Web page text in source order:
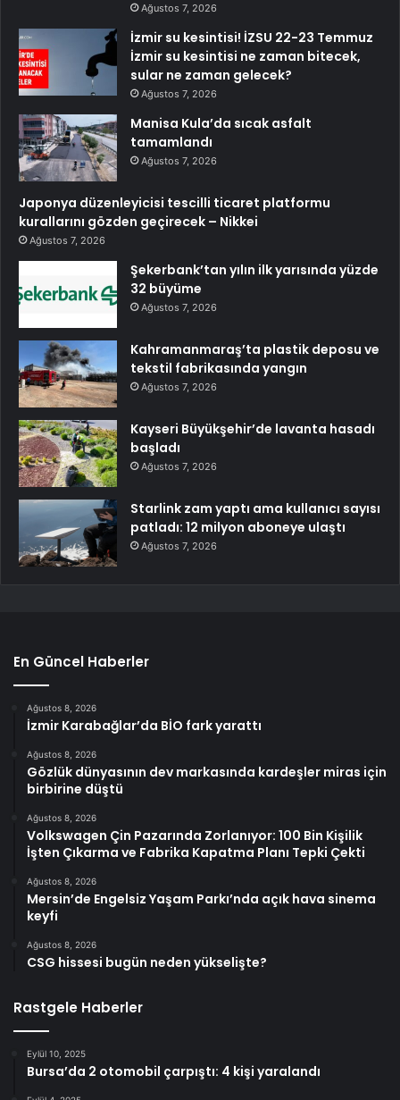
Ağustos 7, 2026
İzmir su kesintisi! İZSU 22-23 Temmuz
İzmir su kesintisi ne zaman bitecek,
sular ne zaman gelecek?
Ağustos 7, 2026
Manisa Kula’da sıcak asfalt
tamamlandı
Ağustos 7, 2026
Japonya düzenleyicisi tescilli ticaret platformu
kurallarını gözden geçirecek – Nikkei
Ağustos 7, 2026
Şekerbank’tan yılın ilk yarısında yüzde
32 büyüme
Ağustos 7, 2026
Kahramanmaraş’ta plastik deposu ve
tekstil fabrikasında yangın
Ağustos 7, 2026
Kayseri Büyükşehir’de lavanta hasadı
başladı
Ağustos 7, 2026
Starlink zam yaptı ama kullanıcı sayısı
patladı: 12 milyon aboneye ulaştı
Ağustos 7, 2026
En Güncel Haberler
Ağustos 8, 2026
İzmir Karabağlar’da BİO fark yarattı
Ağustos 8, 2026
Gözlük dünyasının dev markasında kardeşler miras için
birbirine düştü
Ağustos 8, 2026
Volkswagen Çin Pazarında Zorlanıyor: 100 Bin Kişilik
İşten Çıkarma ve Fabrika Kapatma Planı Tepki Çekti
Ağustos 8, 2026
Mersin’de Engelsiz Yaşam Parkı’nda açık hava sinema
keyfi
Ağustos 8, 2026
CSG hissesi bugün neden yükselişte?
Rastgele Haberler
Eylül 10, 2025
Bursa’da 2 otomobil çarpıştı: 4 kişi yaralandı